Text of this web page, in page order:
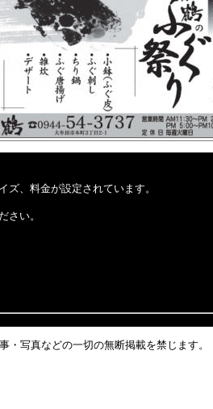
、料金が設定されています。
さい。
・写真などの一切の無断掲載を禁じます